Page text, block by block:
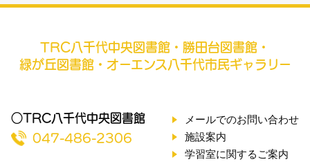
TRC八千代中央図書館・勝田台図書館・
緑が丘図書館・オーエンス八千代市民ギャラリー
○TRC八千代中央図書館
047-486-2306
メールでのお問い合わせ
施設案内
学習室に関するご案内